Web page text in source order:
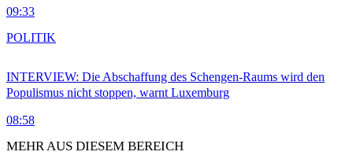
09:33
INTERVIEW: Die Abschaffung des Schengen-Raums wird den
Populismus nicht stoppen, warnt Luxemburg
08:58
POLITIK
MEHR AUS DIESEM BEREICH